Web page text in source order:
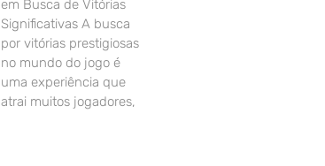
em Busca de Vitórias
Significativas A busca
por vitórias prestigiosas
no mundo do jogo é
uma experiência que
atrai muitos jogadores,